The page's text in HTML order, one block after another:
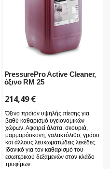
PressurePro Active Cleaner,
όξινο RM 25
214,49€
Όξινο προϊόν υψηλής πίεσης για
βαθύ καθαρισμό υγειονομικών
χώρων. Αφαιρεί άλατα, σκουριά,
μαρμαρόσκονη, γαλακτόλιθο, γράσο
και άλλους λευκωματώδεις λεκέδες.
Ιδανικό για τον καθαρισμό του
εσωτερικού δεξαμενών στον κλάδο
τροφίμων.